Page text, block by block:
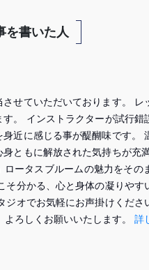
を書いた人
せていただいております。 レ
。 インストラクターが試行錯
近に感じる事が醍醐味です。
ともに解放された気持ちが充
ータスブルームの魅力をそ
そ分かる、心と身体の凝りや
ジオでお気軽にお声掛けくだ
ろしくお願いいたします。 詳